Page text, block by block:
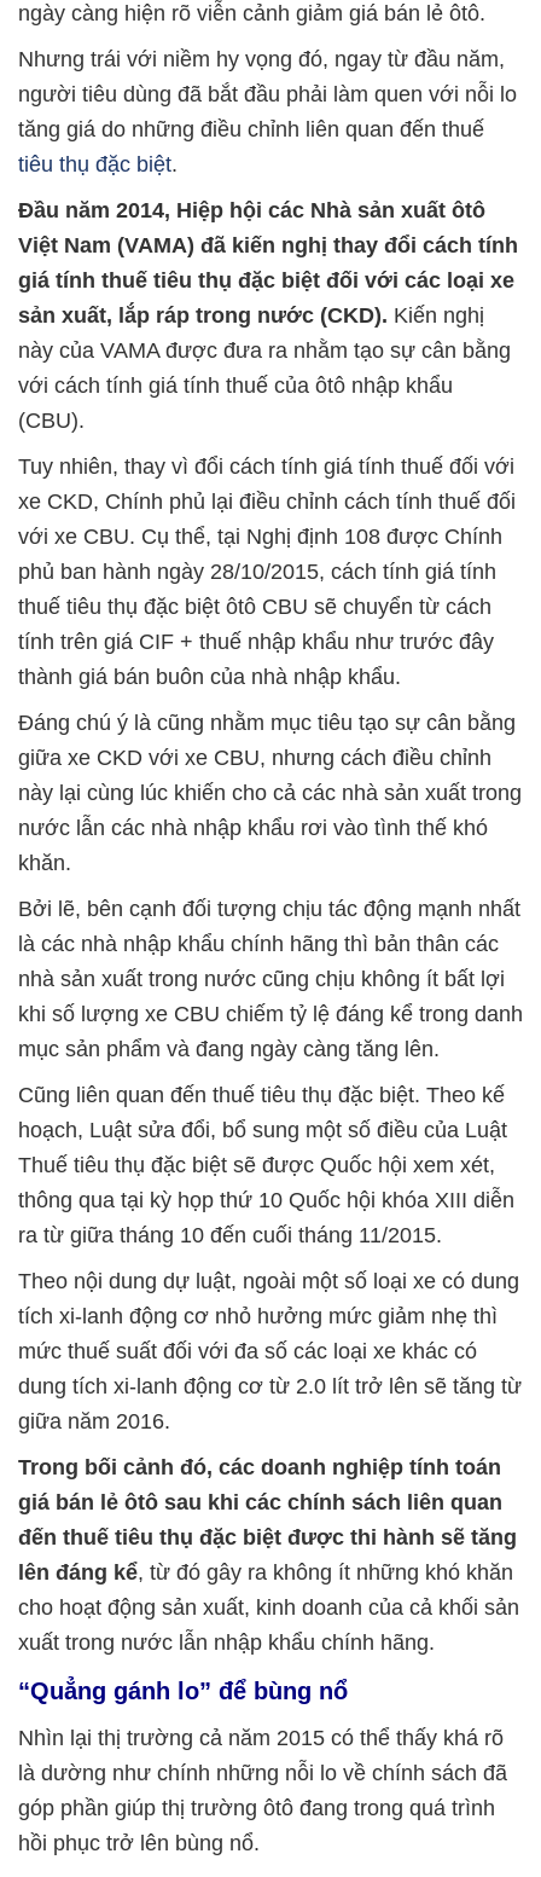
ngày càng hiện rõ viễn cảnh giảm giá bán lẻ ôtô.
Nhưng trái với niềm hy vọng đó, ngay từ đầu năm,
người tiêu dùng đã bắt đầu phải làm quen với nỗi lo
tăng giá do những điều chỉnh liên quan đến thuế
tiêu thụ đặc biệt.
Đầu năm 2014, Hiệp hội các Nhà sản xuất ôtô
Việt Nam (VAMA) đã kiến nghị thay đổi cách tính
giá tính thuế tiêu thụ đặc biệt đối với các loại xe
sản xuất, lắp ráp trong nước (CKD). Kiến nghị
này của VAMA được đưa ra nhằm tạo sự cân bằng
với cách tính giá tính thuế của ôtô nhập khẩu
(CBU).
Tuy nhiên, thay vì đổi cách tính giá tính thuế đối với
xe CKD, Chính phủ lại điều chỉnh cách tính thuế đối
với xe CBU. Cụ thể, tại Nghị định 108 được Chính
phủ ban hành ngày 28/10/2015, cách tính giá tính
thuế tiêu thụ đặc biệt ôtô CBU sẽ chuyển từ cách
tính trên giá CIF + thuế nhập khẩu như trước đây
thành giá bán buôn của nhà nhập khẩu.
Đáng chú ý là cũng nhằm mục tiêu tạo sự cân bằng
giữa xe CKD với xe CBU, nhưng cách điều chỉnh
này lại cùng lúc khiến cho cả các nhà sản xuất trong
nước lẫn các nhà nhập khẩu rơi vào tình thế khó
khăn.
Bởi lẽ, bên cạnh đối tượng chịu tác động mạnh nhất
là các nhà nhập khẩu chính hãng thì bản thân các
nhà sản xuất trong nước cũng chịu không ít bất lợi
khi số lượng xe CBU chiếm tỷ lệ đáng kể trong danh
mục sản phẩm và đang ngày càng tăng lên.
Cũng liên quan đến thuế tiêu thụ đặc biệt. Theo kế
hoạch, Luật sửa đổi, bổ sung một số điều của Luật
Thuế tiêu thụ đặc biệt sẽ được Quốc hội xem xét,
thông qua tại kỳ họp thứ 10 Quốc hội khóa XIII diễn
ra từ giữa tháng 10 đến cuối tháng 11/2015.
Theo nội dung dự luật, ngoài một số loại xe có dung
tích xi-lanh động cơ nhỏ hưởng mức giảm nhẹ thì
mức thuế suất đối với đa số các loại xe khác có
dung tích xi-lanh động cơ từ 2.0 lít trở lên sẽ tăng từ
giữa năm 2016.
Trong bối cảnh đó, các doanh nghiệp tính toán
giá bán lẻ ôtô sau khi các chính sách liên quan
đến thuế tiêu thụ đặc biệt được thi hành sẽ tăng
lên đáng kể, từ đó gây ra không ít những khó khăn
cho hoạt động sản xuất, kinh doanh của cả khối sản
xuất trong nước lẫn nhập khẩu chính hãng.
“Quẳng gánh lo” để bùng nổ
Nhìn lại thị trường cả năm 2015 có thể thấy khá rõ
là dường như chính những nỗi lo về chính sách đã
góp phần giúp thị trường ôtô đang trong quá trình
hồi phục trở lên bùng nổ.